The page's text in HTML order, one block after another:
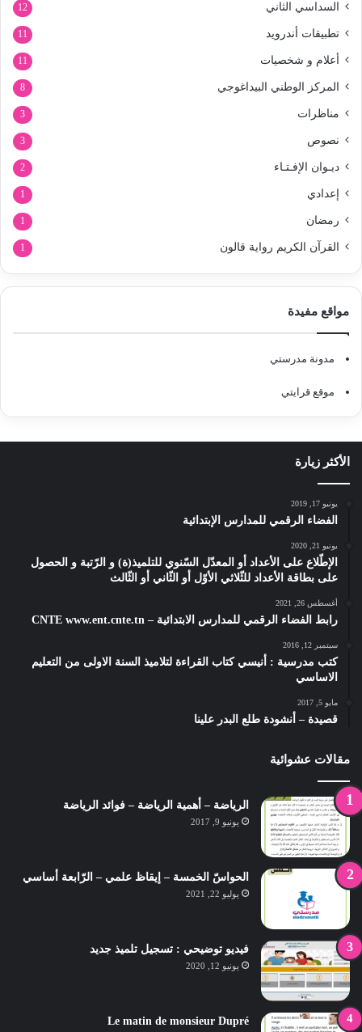
السداسي الثاني 12
تطبيقات أندرويد 11
أعلام و شخصيات 11
المركز الوطني البيداغوجي 8
مناظرات 3
نصوص 3
ديـوان الإفـتـاء 2
إعدادي 1
رمضان 1
القرآن الكريم رواية قالون 1
مواقع مفيدة
مدونة مدرستي
موقع قرايتي
الأكثر زيارة
يونيو 17, 2019
الفضاء الرقمي للمدارس الإبتدائية
يونيو 21, 2020
الإطّلاع على الأعداد أو المعدّل السّنوي للتلميذ(ة) و الرّتبة و الحصول
على بطاقة الأعداد للثّلاثي الأوّل أو الثّاني أو الثّالث
أغسطس 26, 2021
رابط الفضاء الرقمي للمدارس الابتدائية – CNTE www.ent.cnte.tn
سبتمبر 12, 2016
كتب مدرسية : أنيسي كتاب القراءة لتلاميذ السنة الاولى من التعليم
الاساسي
مايو 5, 2017
قصيدة – أنشودة طلع البدر علينا
مقالات عشوائية
الرياضة – أهمية الرياضة – فوائد الرياضة
يونيو 9, 2017
الحواسّ الخمسة – إيقاظ علمي – الرّابعة أساسي
يوليو 22, 2021
فيديو توضيحي : تسجيل تلميذ جديد
يونيو 12, 2020
Le matin de monsieur Dupré